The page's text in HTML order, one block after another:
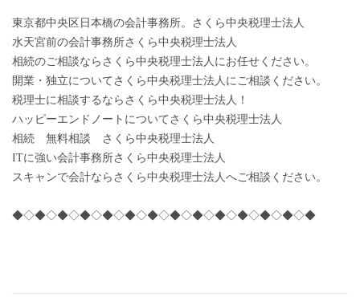
東京都中央区日本橋の会計事務所。さくら中央税理士法人
水天宮前の会計事務所さくら中央税理士法人
相続のご相談ならさくら中央税理士法人にお任せください。
開業・独立についてさくら中央税理士法人にご相談ください。
税理士に相談するならさくら中央税理士法人！
ハッピーエンドノートについてさくら中央税理士法人
相続 無料相談 さくら中央税理士法人
ITに強い会計事務所さくら中央税理士法人
スキャンで会計ならさくら中央税理士法人へご相談ください。
◆◇◆◇◆◇◆◇◆◇◆◇◆◇◆◇◆◇◆◇◆◇◆◇◆◇◆